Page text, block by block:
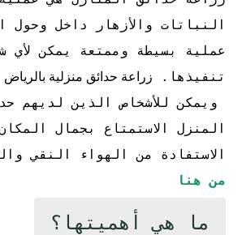
النباتات والأزهار داخل وحول
عملية بسيطة وممتعة يمكن لأي
تنفيذها.
زراعة حدائق منزلية بالرياض
ويمكن للأشخاص الذين لديهم
المنزل الاستمتاع بجمال
الاستفادة من الهواء النقي
من هنا
ما هي أهميتها؟